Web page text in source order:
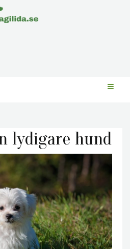
lydigare hund